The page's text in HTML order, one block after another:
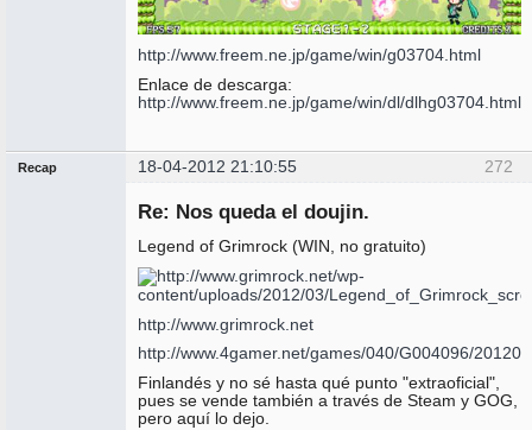
http://www.freem.ne.jp/game/win/g03704.html
Enlace de descarga:
http://www.freem.ne.jp/game/win/dl/dlhg03704.html
272
Recap 18-04-2012 21:10:55
Re: Nos queda el doujin.
Legend of Grimrock (WIN, no gratuito)
http://www.grimrock.net
http://www.4gamer.net/games/040/G004096/
Finlandés y no sé hasta qué punto "extraoficial",
pues se vende también a través de Steam y GOG,
pero aquí lo dejo.